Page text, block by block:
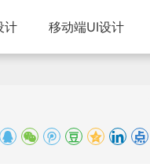
计 移动端UI设计